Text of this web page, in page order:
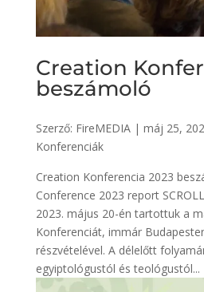
Creation
beszámoló
Szerző: FireMEDIA| máj 25,
Konferenciák
Creation Konferencia 2023
Conference 2023 report
2023. május 20-én tartottuk a
Konferenciát, immár
részvételével. A délelőtt
egyiptológustól és teológustól...